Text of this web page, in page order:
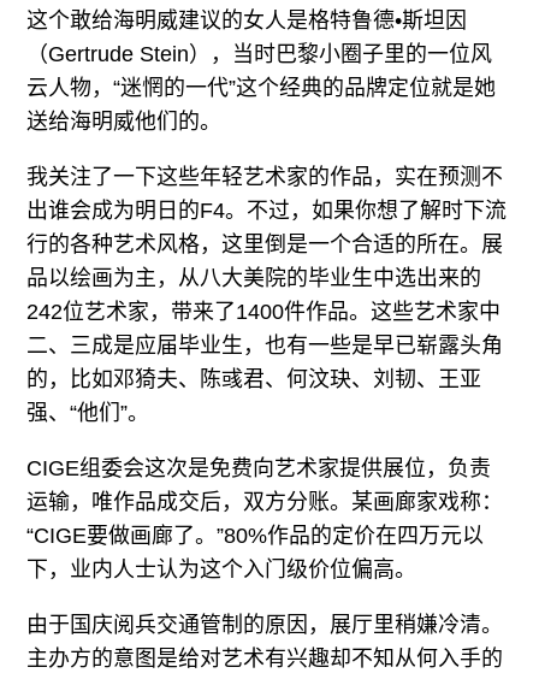
这个敢给海明威建议的女人是格特鲁德•斯坦因
（Gertrude Stein），当时巴黎小圈子里的一位风
云人物，“迷惘的一代”这个经典的品牌定位就是她
送给海明威他们的。
我关注了一下这些年轻艺术家的作品，实在预测不
出谁会成为明日的F4。不过，如果你想了解时下流
行的各种艺术风格，这里倒是一个合适的所在。展
品以绘画为主，从八大美院的毕业生中选出来的
242位艺术家，带来了1400件作品。这些艺术家中
二、三成是应届毕业生，也有一些是早已崭露头角
的，比如邓猗夫、陈彧君、何汶玦、刘韧、王亚
强、“他们”。
CIGE组委会这次是免费向艺术家提供展位，负责
运输，唯作品成交后，双方分账。某画廊家戏称：
“CIGE要做画廊了。”80%作品的定价在四万元以
下，业内人士认为这个入门级价位偏高。
由于国庆阅兵交通管制的原因，展厅里稍嫌冷清。
主办方的意图是给对艺术有兴趣却不知从何入手的